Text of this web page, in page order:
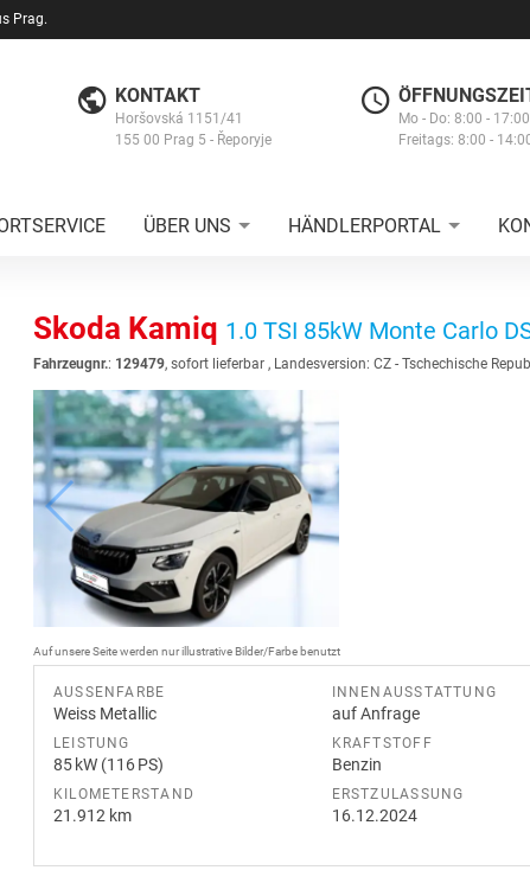
Prag.
KONTAKT
Horšovská 1151/41
155 00 Prag 5 - Řeporyje
Mo - Do: 8:00 -
Freitags: 8:00 -
ÜBER UNS HÄNDLERPORTAL
Skoda Kamiq 1.0 TSI 85kW Monte Carlo
Fahrzeugnr.: 129479, sofort lieferbar, Landesversion: CZ - Tschechische
Auf unsere Seite werden nur illustrative Bilder/Farbe benutzt
AUSSENFARBE
Weiss Metallic
INNENAUSSTATTUNG
auf Anfrage
LEISTUNG
85 kW (116 PS)
KRAFTSTOFF
Benzin
KILOMETERSTAND
21.912 km
ERSTZULASSUNG
16.12.2024